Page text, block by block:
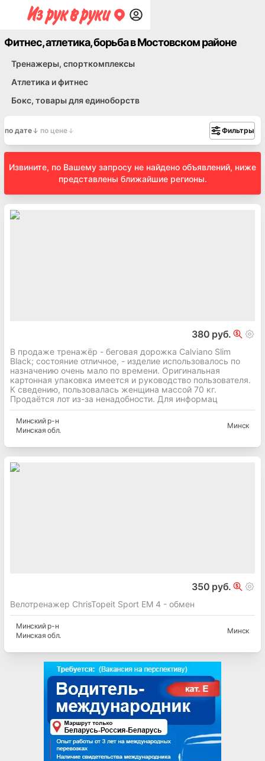
Фитнес, атлетика, борьба в Мостовском районе
Тренажеры, спорткомплексы
Атлетика и фитнес
Бокс, товары для единоборств
по дате по цене Фильтры
Извините, по Вашему запросу не найдено объявлений, ниже
представлены ближайшие регионы.
380 руб.
В продаже тренажёр - беговая дорожка Calviano Slim
Black; состояние отличное, - изделие использовалось по
назначению очень мало по времени. Оригинальная
картонная упаковка имеется и руководство пользователя.
К сведению, пользовалась женщина массой 70 кг.
Продаётся лот из-за ненадобности. Для информац
Минскийр-н
Минская обл.
Минск
350 руб.
Велотренажер ChrisTopeit Sport EM 4 - обмен
Минскийр-н
Минская обл.
Минск